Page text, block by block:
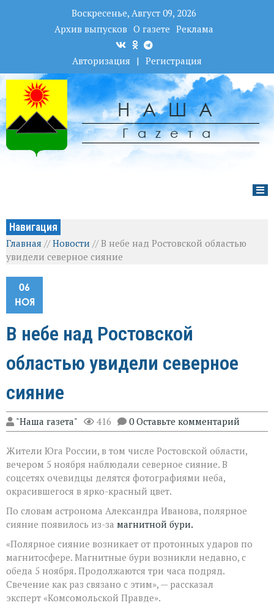
Воскресенье, Август 09, 2026
Архив выпусков О газете Реклама
Авторизация | Регистрация
НАША
Гаzета
Навигация
Главная //Новости //В небе над Ростовской областью
увидели северное сияние
06
НОЯ
В небе над Ростовской
областью увидели северное
сияние
"Наша газета" 416 0 Оставьте комментарий
Жители Юга России, в том числе Ростовской области,
вечером 5 ноября наблюдали северное сияние. В
соцсетях очевидцы делятся фотографиями неба,
окрасившегося в ярко-красный цвет.
По словам астронома Александра Иванова, полярное
сияние появилось из-за магнитной бури.
«Полярное сияние возникает от протонных ударов по
магнитосфере. Магнитные бури возникли недавно, с
обеда 5 ноября. Продолжаются три часа подряд.
Свечение как раз связано с этим», — рассказал
эксперт «Комсомольской Правде».